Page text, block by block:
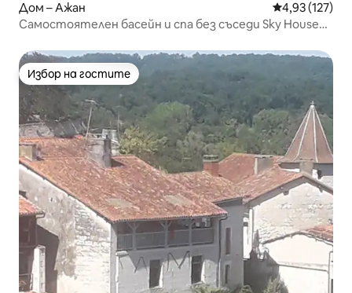
Дом – Ажан Средна
4,93 (127)
Самостоятелен басейн и спа без съседи Sky House
Избор на гостите
Избор на гостите